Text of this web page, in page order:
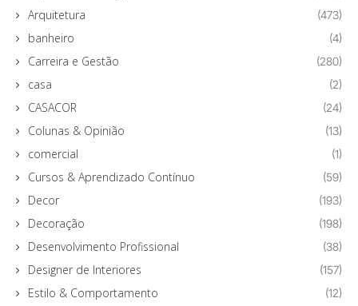
Arquitetura (473)
banheiro (4)
Carreira e Gestão (280)
casa (2)
CASACOR (24)
Colunas & Opinião (13)
comercial (1)
Cursos & Aprendizado Contínuo (59)
Decor (193)
Decoração (198)
Desenvolvimento Profissional (38)
Designer de Interiores (157)
Estilo & Comportamento (12)